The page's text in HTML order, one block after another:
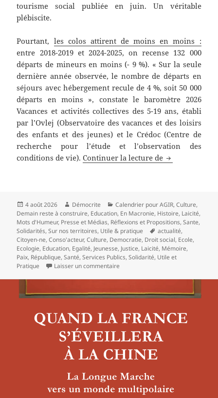
tourisme social publiée en juin. Un véritable
plébiscite.
Pourtant, les colos attirent de moins en moins :
entre 2018-2019 et 2024-2025, on recense 132 000
départs de mineurs en moins (- 9 %). « Sur la seule
dernière année observée, le nombre de départs en
séjours avec hébergement recule de 4 %, soit 50 000
départs en moins », constate le baromètre 2026
Vacances et activités collectives des 5-19 ans, établi
par l’Ovlej (Observatoire des vacances et des loisirs
des enfants et des jeunes) et le Crédoc (Centre de
recherche pour l’étude et l’observation des
conditions de vie).Continuer la lecture de Comment les
Publié
le
4 août 2026 Auteur
Démocrite Catégories
Calendrier pour AGIR,Culture,
Demain reste à construire, Education, En Macronie, Histoire, Laicité,
Mots d'Humeur, Presse et Médias, Réflexions et Propositions,Sante,
Solidarités,Sur nos territoires, Utile & pratique
Mots-
clés
actualité,
Citoyen-ne,Conso'acteur,Culture, Democratie, Droit social, Ecole,
Ecologie, Education, Egalité, Jeunesse, Justice, Laicité, Mémoire,
Paix, République,Santé,Services Publics,Solidarité, Utile et
Pratique
Laisser un commentaire